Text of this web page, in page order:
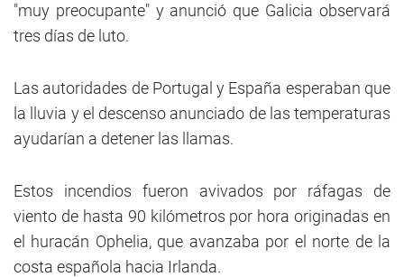
"muy preocupante" y anunció que Galicia observará
tres días de luto.
Las autoridades de Portugal y España esperaban que
la lluvia y el descenso anunciado de las temperaturas
ayudarían a detener las llamas.
Estos incendios fueron avivados por ráfagas de
viento de hasta 90 kilómetros por hora originadas en
el huracán Ophelia, que avanzaba por el norte de la
costa española hacia Irlanda.